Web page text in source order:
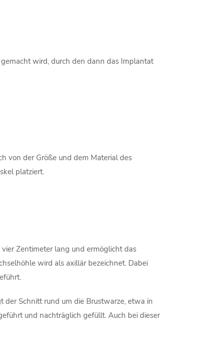
wird, durch den dann das Implantat
von der Größe und dem Material des
platziert.
Zentimeter lang und ermöglicht das
wird als axillär bezeichnet. Dabei
der Schnitt rund um die Brustwarze, etwa in
und nachträglich gefüllt. Auch bei dieser